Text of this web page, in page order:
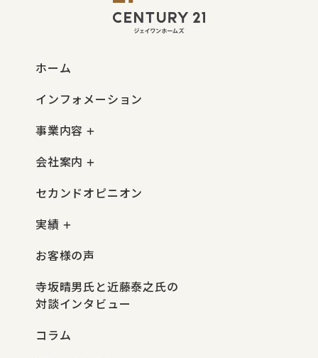
ホーム
インフォメーション
事業内容
会社案内
セカンドオピニオン
実績
お客様の声
寺坂晴男氏と近藤泰之氏の
対談インタビュー
コラム